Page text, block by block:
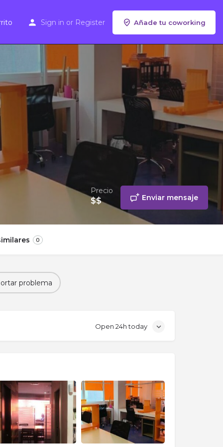
Sign in or Register Añade tu coworking
Precio
$$ Enviar mensaje
0
problema
Open 24h today